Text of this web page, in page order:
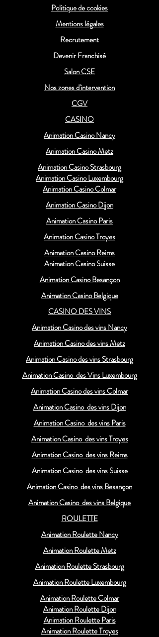
Politique de cookies
Mentions légales
Recrutement
Devenir Franchisé
Salon CSE
Nos zones d'intervention
CGV
CASINO
Animation Casino Nancy
Animation Casino Metz
Animation Casino Strasbourg
Animation Casino Luxembourg
Animation Casino Colmar
Animation Casino Dijon
Animation Casino Paris
Animation Casino Troyes
Animation Casino Reims
Animation Casino Suisse
Animation Casino Besançon
Animation Casino Belgique
CASINO DES VINS
Animation Casino des vins Nancy
Animation Casino des vins Metz
Animation Casino des vins Strasbourg
Animation Casino des Vins Luxembourg
Animation Casino des vins Colmar
Animation Casino des vins Dijon
Animation Casino des vins Paris
Animation Casino des vins Troyes
Animation Casino des vins Reims
Animation Casino des vins Suisse
Animation Casino des vins Besançon
Animation Casino des vins Belgique
ROULETTE
Animation Roulette Nancy
Animation Roulette Metz
Animation Roulette Strasbourg
Animation Roulette Luxembourg
Animation Roulette Colmar
Animation Roulette Dijon
Animation Roulette Paris
Animation Roulette Troyes